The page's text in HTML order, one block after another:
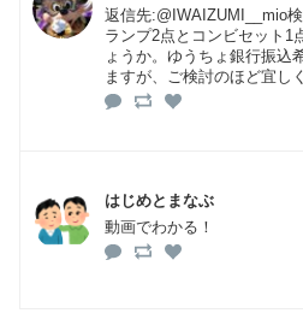
返信先:@IWAIZUMI__mio
ランプ2点とコンビセット1
ょうか。ゆうちょ銀行振込
ますが、ご検討のほど宜し
はじめとまなぶ
動画でわかる！